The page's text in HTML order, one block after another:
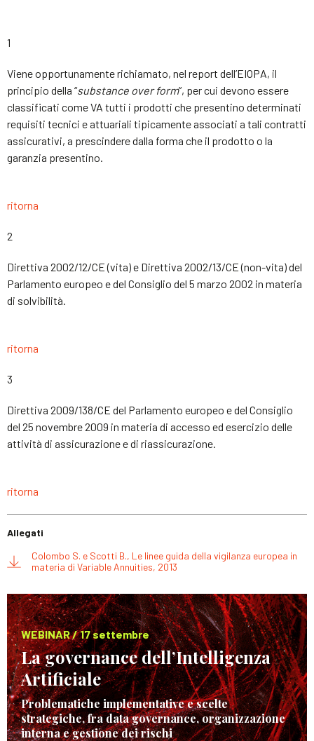
1
Viene opportunamente richiamato, nel report dell’EIOPA, il
principio della “substance overform”, per cui devono essere
classificati come VA tutti i prodotti che presentino determinati
requisiti tecnici e attuariali tipicamente associati a tali contratti
assicurativi, a prescindere dalla forma che il prodotto o la
garanzia presentino.
ritorna
2
Direttiva 2002/12/CE (vita) e Direttiva 2002/13/CE (non-vita) del
Parlamento europeo e del Consiglio del 5 marzo 2002 in materia
di solvibilità.
ritorna
3
Direttiva 2009/138/CE del Parlamento europeo e del Consiglio
del 25 novembre 2009 in materia di accesso ed esercizio delle
attività di assicurazione e di riassicurazione.
ritorna
Allegati
Colombo S. e Scotti B., Le linee guida della vigilanza europea in
materia di Variable Annuities, 2013
WEBINAR / 17 settembre
La governance dell’Intelligenza
Artificiale
Problematiche implementative e scelte
strategiche, fra data governance, organizzazione
interna e gestione dei rischi